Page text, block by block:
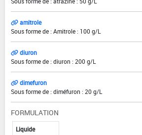
amitrole
Sous forme de : Amitrole : 100 g/L
diuron
Sous forme de : diuron : 200 g/L
dimefuron
Sous forme de : diméfuron : 20 g/L
FORMULATION
Liquide